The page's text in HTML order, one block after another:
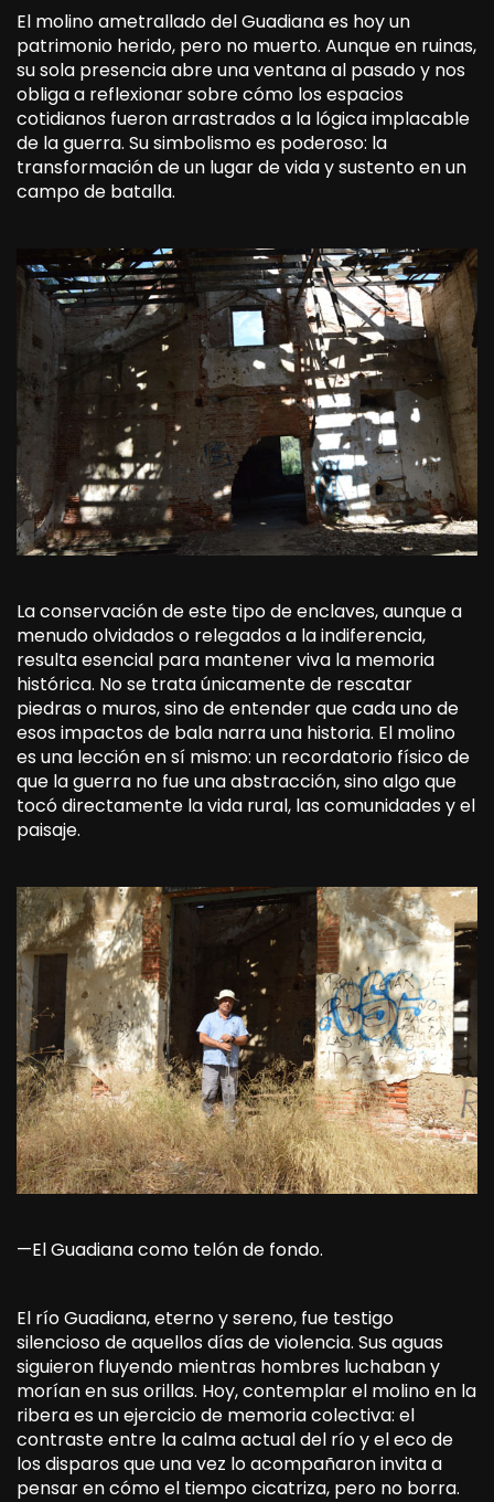
El molino ametrallado del Guadiana es hoy un
patrimonio herido, pero no muerto. Aunque en ruinas,
su sola presencia abre una ventana al pasado y nos
obliga a reflexionar sobre cómo los espacios
cotidianos fueron arrastrados a la lógica implacable
de la guerra. Su simbolismo es poderoso: la
transformación de un lugar de vida y sustento en un
campo de batalla.
La conservación de este tipo de enclaves, aunque a
menudo olvidados o relegados a la indiferencia,
resulta esencial para mantener viva la memoria
histórica. No se trata únicamente de rescatar
piedras o muros, sino de entender que cada uno de
esos impactos de bala narra una historia. El molino
es una lección en sí mismo: un recordatorio físico de
que la guerra no fue una abstracción, sino algo que
tocó directamente la vida rural, las comunidades y el
paisaje.
—El Guadiana como telón de fondo.
El río Guadiana, eterno y sereno, fue testigo
silencioso de aquellos días de violencia. Sus aguas
siguieron fluyendo mientras hombres luchaban y
morían en sus orillas. Hoy, contemplar el molino en la
ribera es un ejercicio de memoria colectiva: el
contraste entre la calma actual del río y el eco de
los disparos que una vez lo acompañaron invita a
pensar en cómo el tiempo cicatriza, pero no borra.